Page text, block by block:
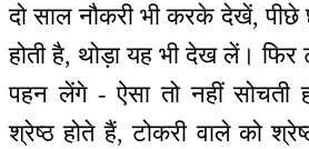
दो साल नौकरी भी करके देखें, पीछे
होती है, थोड़ा यह भी देख लें। फिर
पहन लेंगे - ऐसा तो नहीं सोचती
श्रेष्ठ होते हैं, टोकरी वाले को